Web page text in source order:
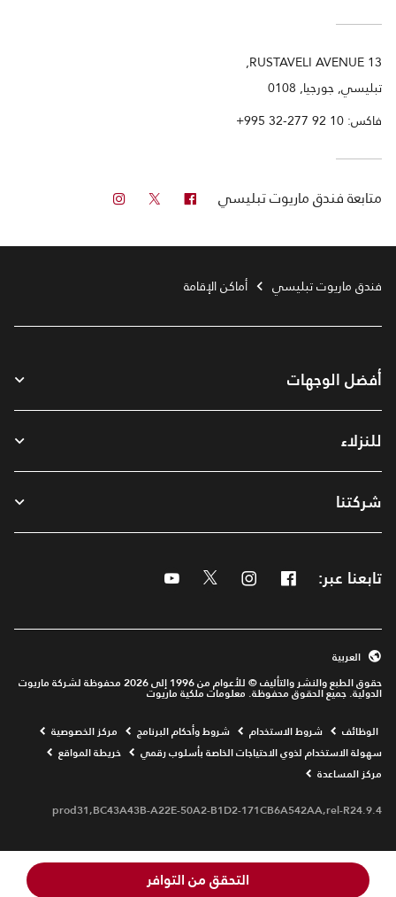
التحقق من التوافر
RUSTAVELI AVENUE 13,
تبليسي, جورجيا, 0108
فاكس:+995 32-277 92 10
متابعةفندق ماريوت تبليسي فيس بوكتويتر
فندق ماريوت تبليسي أماكن الإقامة
أفضل الوجهات
للنزلاء
شركتنا
تابعنا عبر: Facebook
Instagram
Twitter
حقوق الطبع والنشر والتأليف © للأعوام من 1996 إلى 2026 محفوظة لشركة ماريوت
الدولية. جميع الحقوق محفوظة. معلومات ملكية ماريوت
العربية
الوظائف Opens a new window
شروط الاستخدام شروط وأحكام البرنامج
مركز الخصوصية
سهولة الاستخدام لذوي الاحتياجات الخاصة بأسلوب رقمي
خريطة المواقع
مركز المساعدة
prod31,BC43A43B-A22E-50A2-B1D2-171CB6A542AA,rel-R24.9.4